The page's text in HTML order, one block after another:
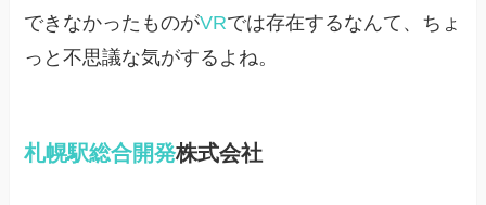
できなかったものがVRでは存在するなんて、ちょ
っと不思議な気がするよね。
札幌駅総合開発株式会社